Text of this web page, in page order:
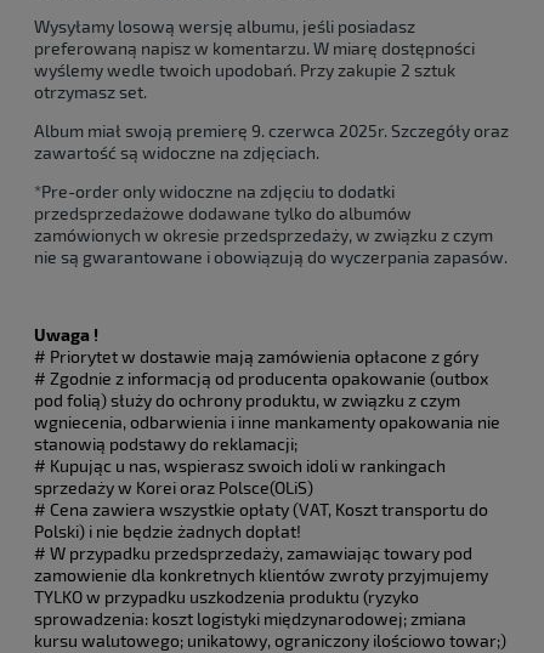
Wysyłamy losową wersję albumu, jeśli posiadasz
preferowaną napisz w komentarzu. W miarę dostępności
wyślemy wedle twoich upodobań. Przy zakupie 2 sztuk
otrzymasz set.
Album miał swoją premierę 9. czerwca 2025r. Szczegóły oraz
zawartość są widoczne na zdjęciach.
*Pre-order only widoczne na zdjęciu to dodatki
przedsprzedażowe dodawane tylko do albumów
zamówionych w okresie przedsprzedaży, w związku z czym
nie są gwarantowane i obowiązują do wyczerpania zapasów.
Uwaga !
# Priorytet w dostawie mają zamówienia opłacone z góry
# Zgodnie z informacją od producenta opakowanie (outbox
pod folią) służy do ochrony produktu, w związku z czym
wgniecenia, odbarwienia i inne mankamenty opakowania nie
stanowią podstawy do reklamacji;
# Kupując u nas, wspierasz swoich idoli w rankingach
sprzedaży w Korei oraz Polsce(OLiS)
# Cena zawiera wszystkie opłaty (VAT, Koszt transportu do
Polski) i nie będzie żadnych dopłat!
# W przypadku przedsprzedaży, zamawiając towary pod
zamowienie dla konkretnych klientów zwroty przyjmujemy
TYLKO w przypadku uszkodzenia produktu (ryzyko
sprowadzenia: koszt logistyki międzynarodowej; zmiana
kursu walutowego; unikatowy, ograniczony ilościowo towar;)